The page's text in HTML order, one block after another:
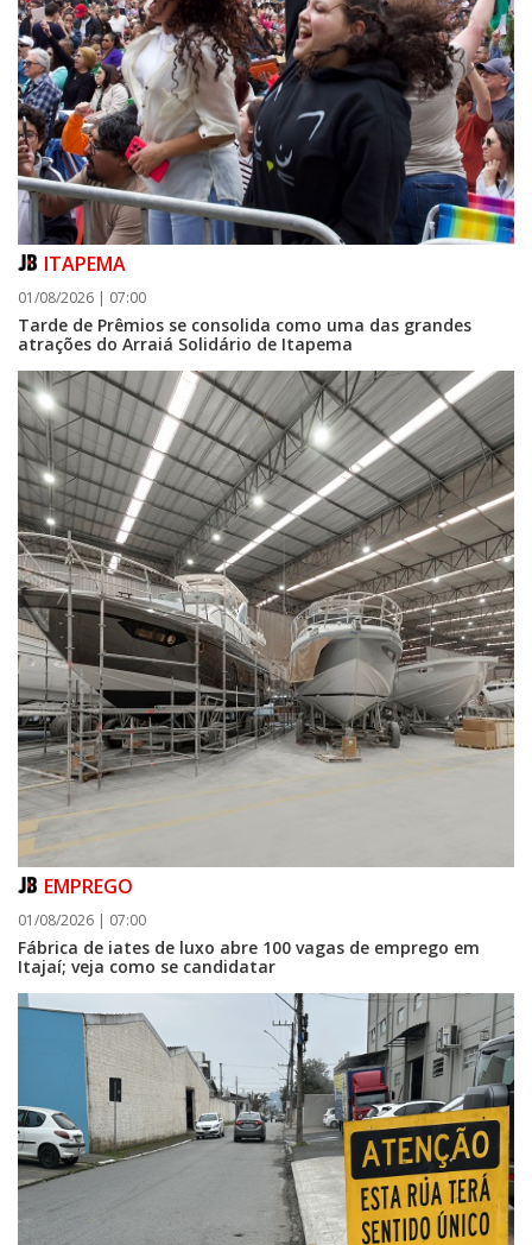
05/08/2026 | 07:00
Curta-metragem navegantino estreia no Cineteatro Carecão com debate
sobre direitos da mulher
ITAPEMA
01/08/2026 | 07:00
Tarde de Prêmios se consolida como uma das grandes
atrações do Arraiá Solidário de Itapema
EMPREGO
01/08/2026 | 07:00
Fábrica de iates de luxo abre 100 vagas de emprego em
Itajaí; veja como se candidatar